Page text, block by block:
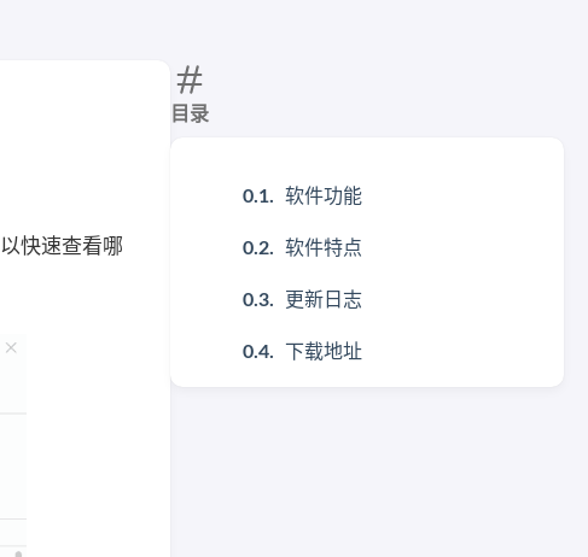
目录
软件功能
软件特点
更新日志
下载地址
快速查看哪